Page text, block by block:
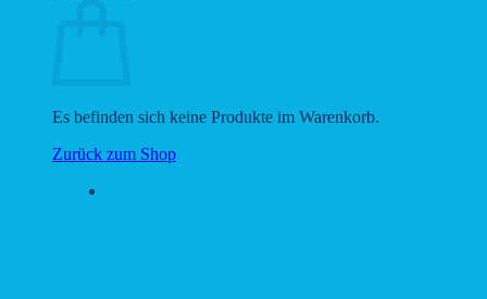
Es befinden sich keine Produkte im Warenkorb.
Zurück zum Shop